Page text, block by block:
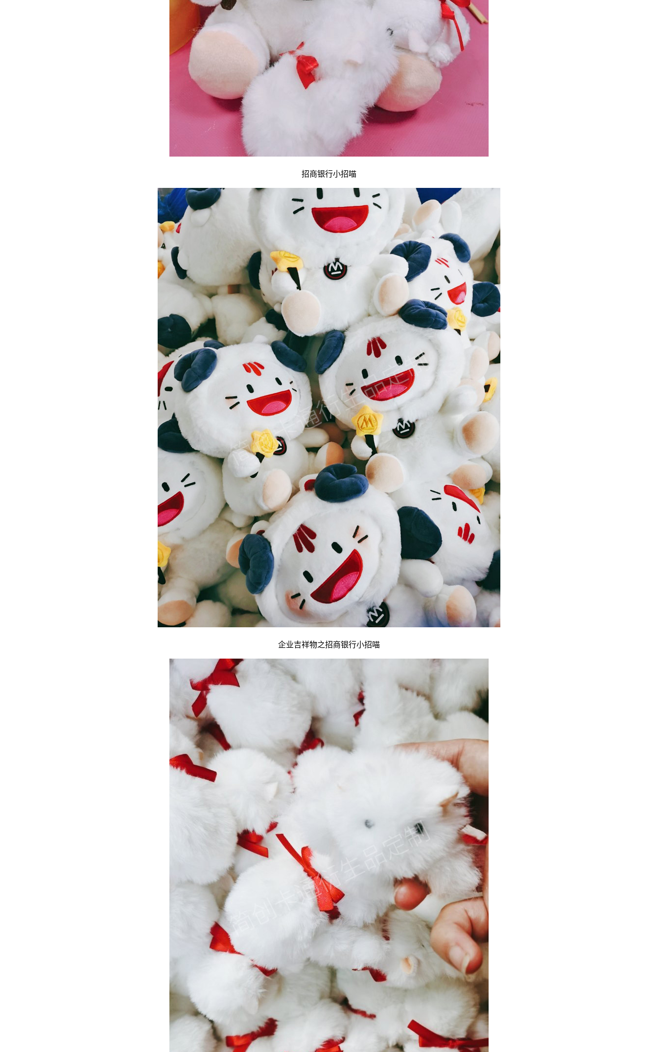
招商银行小招喵
企业吉祥物之招商银行小招喵